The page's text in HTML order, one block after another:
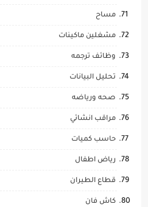
مساح
مشغلين ماكينات
وظائف ترجمه
تحليل البيانات
صحه ورياضه
مراقب انشائي
حاسب كميات
رياض اطفال
قطاع الطيران
كاش فان